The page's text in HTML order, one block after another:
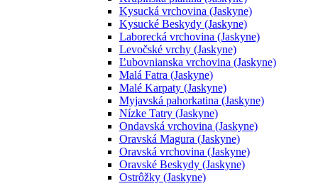
Kysucká vrchovina (Jaskyne)
Kysucké Beskydy (Jaskyne)
Laborecká vrchovina (Jaskyne)
Levočské vrchy (Jaskyne)
Ľubovnianska vrchovina (Jaskyne)
Malá Fatra (Jaskyne)
Malé Karpaty (Jaskyne)
Myjavská pahorkatina (Jaskyne)
Nízke Tatry (Jaskyne)
Ondavská vrchovina (Jaskyne)
Oravská Magura (Jaskyne)
Oravská vrchovina (Jaskyne)
Oravské Beskydy (Jaskyne)
Ostrôžky (Jaskyne)